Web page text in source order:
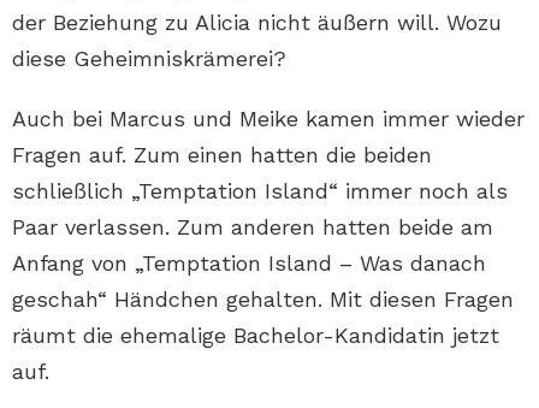
der Beziehung zu Alicia nicht äußern will. Wozu
diese Geheimniskrämerei?
Auch bei Marcus und Meike kamen immer wieder
Fragen auf. Zum einen hatten die beiden
schließlich „Temptation Island“ immer noch als
Paar verlassen. Zum anderen hatten beide am
Anfang von „Temptation Island – Was danach
geschah“ Händchen gehalten. Mit diesen Fragen
räumt die ehemalige Bachelor-Kandidatin jetzt
auf.